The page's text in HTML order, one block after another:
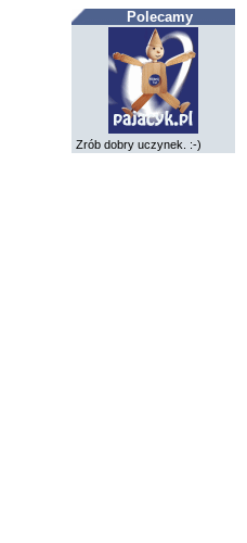
Polecamy
Zrób dobry uczynek. :-)